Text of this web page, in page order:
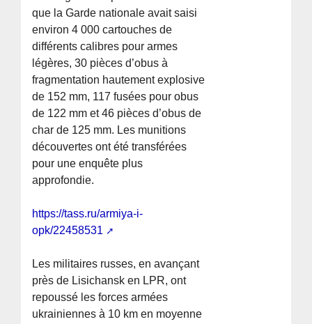
que la Garde nationale avait saisi
environ 4 000 cartouches de
différents calibres pour armes
légères, 30 pièces d’obus à
fragmentation hautement explosive
de 152 mm, 117 fusées pour obus
de 122 mm et 46 pièces d’obus de
char de 125 mm. Les munitions
découvertes ont été transférées
pour une enquête plus
approfondie.
https://tass.ru/armiya-i-
opk/22458531
Les militaires russes, en avançant
près de Lisichansk en LPR, ont
repoussé les forces armées
ukrainiennes à 10 km en moyenne